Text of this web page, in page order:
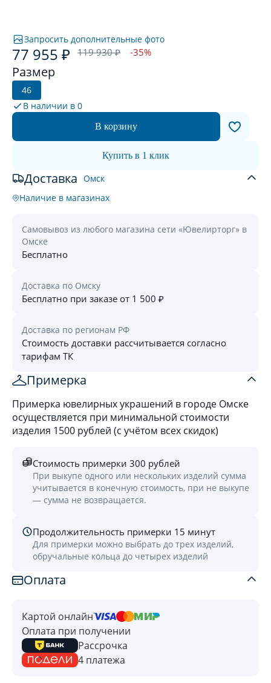
Запросить дополнительные фото
77 955 ₽ 119 930 ₽ -35%
Размер
46
В наличии в 0
В корзину
Купить в 1 клик
Доставка Омск
Наличие в магазинах
Самовывоз из любого магазина сети «Ювелирторг» в
Омске
Бесплатно
Доставка по Омску
Бесплатно при заказе от 1 500 ₽
Доставка по регионам РФ
Стоимость доставки рассчитывается согласно
тарифам ТК
Примерка
Примерка ювелирных украшений в городе Омске
осуществляется при минимальной стоимости
изделия 1500 рублей (с учётом всех скидок)
Стоимость примерки 300 рублей
При выкупе одного или нескольких изделий сумма
учитывается в конечную стоимость, при не выкупе
— сумма не возвращается.
Продолжительность примерки 15 минут
Для примерки можно выбрать до трех изделий,
обручальные кольца до четырех изделий
Оплата
Картой онлайн
Оплата при получении
Рассрочка
4 платежа